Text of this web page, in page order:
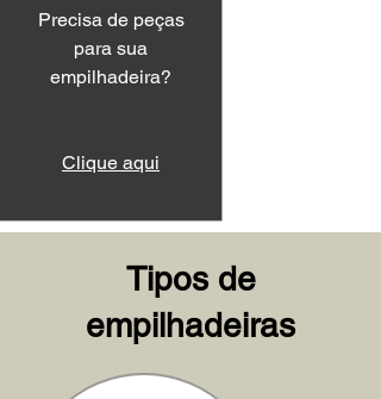
Precisa de peças
para sua
empilhadeira?
Clique aqui
Tipos de
empilhadeiras